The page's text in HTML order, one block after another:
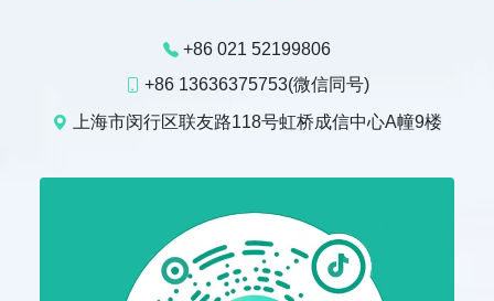
+86 021 52199806
+86 13636375753(微信同号)
上海市闵行区联友路118号虹桥成信中心A幢9楼